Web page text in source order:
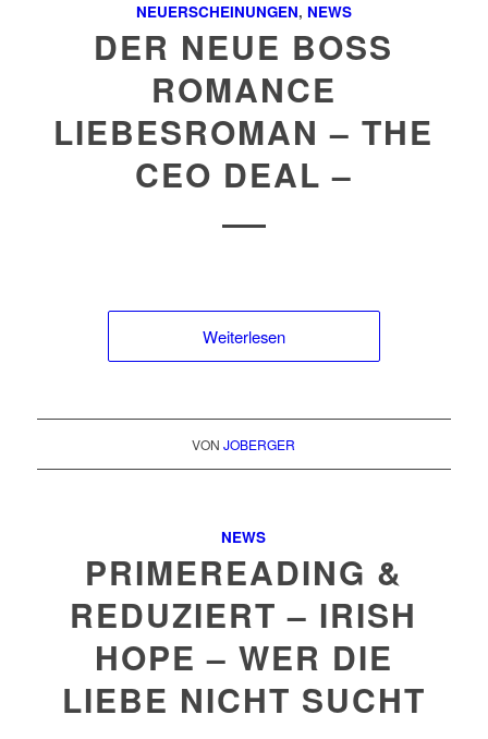
NEUERSCHEINUNGEN, NEWS
DER NEUE BOSS
ROMANCE
LIEBESROMAN – THE
CEO DEAL –
Weiterlesen
VONJOBERGER
NEWS
PRIMEREADING &
REDUZIERT – IRISH
HOPE – WER DIE
LIEBE NICHT SUCHT